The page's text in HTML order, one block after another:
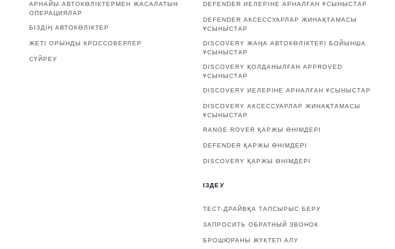
АРНАЙЫ АВТОКӨЛІКТЕРМЕН ЖАСАЛАТЫН
ОПЕРАЦИЯЛАР
БІЗДІҢ АВТОКӨЛІКТЕР
ЖЕТІ ОРЫНДЫ КРОССОВЕРЛЕР
СҮЙРЕУ
DEFENDER ИЕЛЕРІНЕ АРНАЛҒАН ҰСЫНЫСТАР
DEFENDER АКСЕССУАРЛАР ЖИНАҚТАМАСЫ
ҰСЫНЫСТАР
DISCOVERY ЖАҢА АВТОКӨЛІКТЕРІ БОЙЫНША
ҰСЫНЫСТАР
DISCOVERY ҚОЛДАНЫЛҒАН APPROVED
ҰСЫНЫСТАР
DISCOVERY ИЕЛЕРІНЕ АРНАЛҒАН ҰСЫНЫСТАР
DISCOVERY АКСЕССУАРЛАР ЖИНАҚТАМАСЫ
ҰСЫНЫСТАР
RANGE ROVER ҚАРЖЫ ӨНІМДЕРІ
DEFENDER ҚАРЖЫ ӨНІМДЕРІ
DISCOVERY ҚАРЖЫ ӨНІМДЕРІ
ІЗДЕУ
ТЕСТ-ДРАЙВҚА ТАПСЫРЫС БЕРУ
ЗАПРОСИТЬ ОБРАТНЫЙ ЗВОНОК
БРОШЮРАНЫ ЖҮКТЕП АЛУ